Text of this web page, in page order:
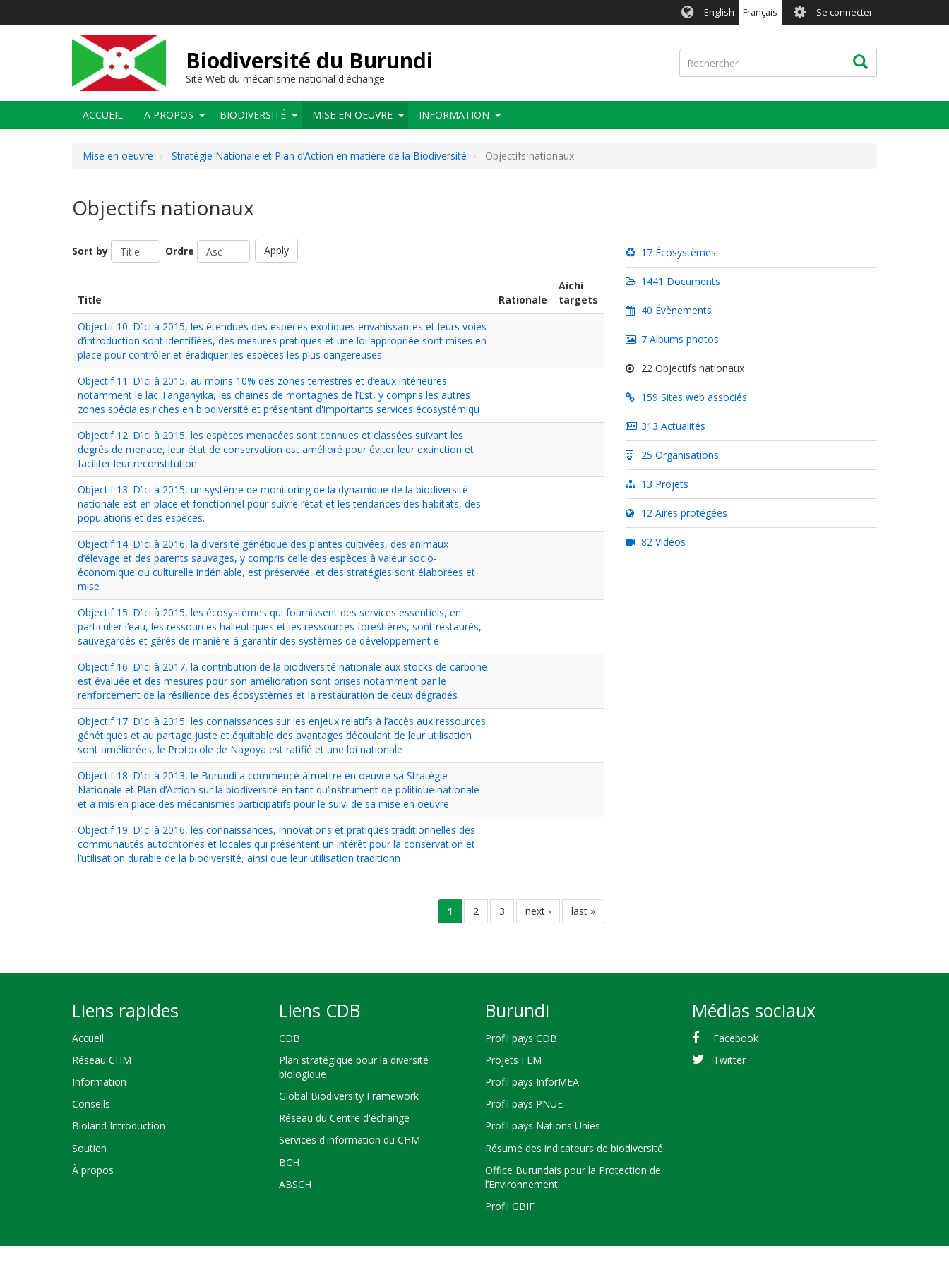
English Français User
account
menu
Se connecter
Biodiversité du Burundi
Site Web du mécanisme national d'échange
Rechercher Rechercher
Main
navigation
ACCUEIL A PROPOS BIODIVERSITÉ MISE EN OEUVRE INFORMATION
Mise en oeuvre Stratégie Nationale et Plan d’Action en matière de la Biodiversité Objectifs nationaux
Objectifs nationaux
Sort by Ordre Apply
Title Rationale
Aichi
targets
Objectif 10: D’ici à 2015, les étendues des espèces exotiques envahissantes et leurs voies
d’introduction sont identifiées, des mesures pratiques et une loi appropriée sont mises en
place pour contrôler et éradiquer les espèces les plus dangereuses.
Objectif 11: D’ici à 2015, au moins 10% des zones terrestres et d’eaux intérieures
notamment le lac Tanganyika, les chaines de montagnes de l’Est, y compris les autres
zones spéciales riches en biodiversité et présentant d'importants services écosystémiqu
Objectif 12: D’ici à 2015, les espèces menacées sont connues et classées suivant les
degrés de menace, leur état de conservation est amélioré pour éviter leur extinction et
faciliter leur reconstitution.
Objectif 13: D’ici à 2015, un système de monitoring de la dynamique de la biodiversité
nationale est en place et fonctionnel pour suivre l’état et les tendances des habitats, des
populations et des espèces.
Objectif 14: D’ici à 2016, la diversité génétique des plantes cultivées, des animaux
d’élevage et des parents sauvages, y compris celle des espèces à valeur socio-
économique ou culturelle indéniable, est préservée, et des stratégies sont élaborées et
mise
Objectif 15: D’ici à 2015, les écosystèmes qui fournissent des services essentiels, en
particulier l’eau, les ressources halieutiques et les ressources forestières, sont restaurés,
sauvegardés et gérés de manière à garantir des systèmes de développement e
Objectif 16: D’ici à 2017, la contribution de la biodiversité nationale aux stocks de carbone
est évaluée et des mesures pour son amélioration sont prises notamment par le
renforcement de la résilience des écosystèmes et la restauration de ceux dégradés
Objectif 17: D’ici à 2015, les connaissances sur les enjeux relatifs à l’accès aux ressources
génétiques et au partage juste et équitable des avantages découlant de leur utilisation
sont améliorées, le Protocole de Nagoya est ratifié et une loi nationale
Objectif 18: D’ici à 2013, le Burundi a commencé à mettre en oeuvre sa Stratégie
Nationale et Plan d’Action sur la biodiversité en tant qu’instrument de politique nationale
et a mis en place des mécanismes participatifs pour le suivi de sa mise en oeuvre
Objectif 19: D’ici à 2016, les connaissances, innovations et pratiques traditionnelles des
communautés autochtones et locales qui présentent un intérêt pour la conservation et
l’utilisation durable de la biodiversité, ainsi que leur utilisation traditionn
page
courante
1 page
2 page
3
page
suivante
next ›
dernière
page
last »
17 Écosystèmes
1441 Documents
40 Évènements
7 Albums photos
22 Objectifs nationaux
159 Sites web associés
313 Actualités
25 Organisations
13 Projets
12 Aires protégées
82 Vidéos
Liens rapides
Accueil
Réseau CHM
Information
Conseils
Bioland Introduction
Soutien
À propos
Liens CDB
CDB
Plan stratégique pour la diversité
biologique
Global Biodiversity Framework
Réseau du Centre d'échange
Services d'information du CHM
BCH
ABSCH
Burundi
Profil pays CDB
Projets FEM
Profil pays InforMEA
Profil pays PNUE
Profil pays Nations Unies
Résumé des indicateurs de biodiversité
Office Burundais pour la Protection de
l’Environnement
Profil GBIF
Médias sociaux
Facebook
Twitter